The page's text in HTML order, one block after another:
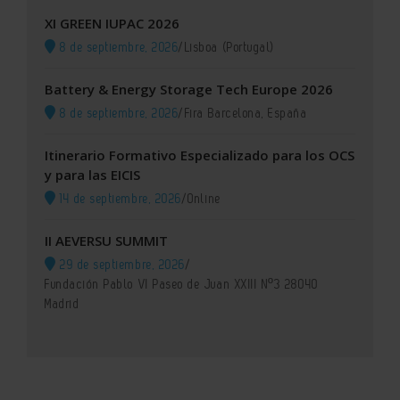
XI GREEN IUPAC 2026
8 de septiembre, 2026/ Lisboa (Portugal)
Battery & Energy Storage Tech Europe 2026
8 de septiembre, 2026/ Fira Barcelona, España
Itinerario Formativo Especializado para los OCS
y para las EICIS
14 de septiembre, 2026/Online
II AEVERSU SUMMIT
29 de septiembre, 2026/
Fundación Pablo VI Paseo de Juan XXIII Nº3 28040
Madrid